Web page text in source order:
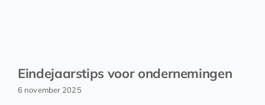
Eindejaarstips voor ondernemingen
6 november 2025